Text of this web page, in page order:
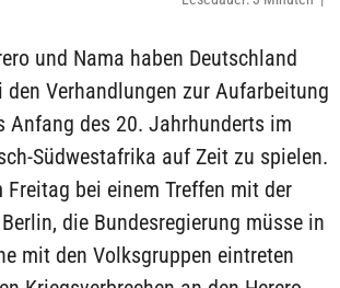
und Nama haben Deutschland
den Verhandlungen zur Aufarbeitung
Anfang des 20. Jahrhunderts im
Südwestafrika auf Zeit zu spielen.
Freitag bei einem Treffen mit der
die Bundesregierung müsse in
mit den Volksgruppen eintreten